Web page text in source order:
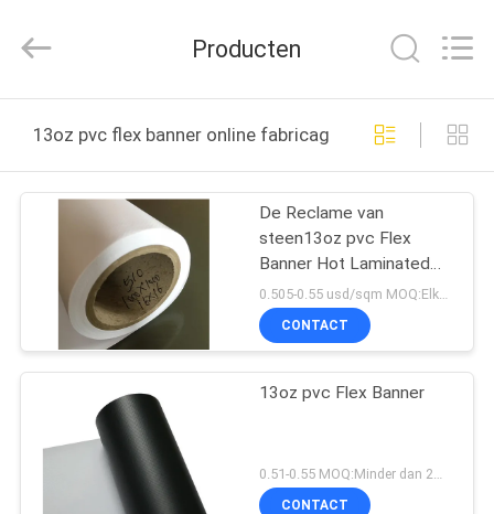
PRODUCTEN
ONS
FABRIEKSTOCHT
KWALITEITSCONTROLE
Co.,Ltd.
Producten
13oz pvc flex banner online fabricage
De Reclame van
steen13oz pvc Flex
Banner Hot Laminated
For
0.505-0.55 usd/sqm MOQ:Elke grootte 20 broodjes (boven 2m breedte)
CONTACT
13oz pvc Flex Banner
CONTACT